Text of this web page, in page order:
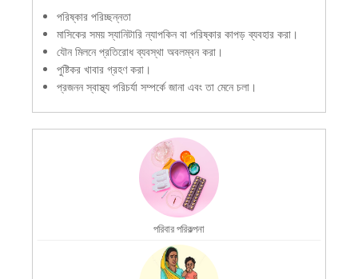
পরিষ্কার পরিচ্ছন্নতা
মাসিকের সময় স্যানিটারি ন্যাপকিন বা পরিষ্কার কাপড় ব্যবহার করা।
যৌন মিলনে প্রতিরোধ ব্যবস্থা অবলম্বন করা।
পুষ্টিকর খাবার গ্রহণ করা।
প্রজনন স্বাস্থ্য পরিচর্যা সম্পর্কে জানা এবং তা মেনে চলা।
পরিবার পরিকল্পনা